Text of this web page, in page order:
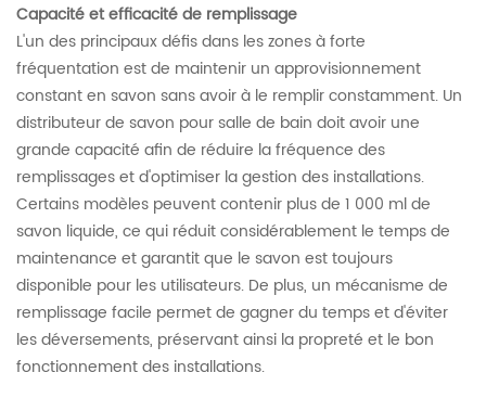
Capacité et efficacité de remplissage
L'un des principaux défis dans les zones à forte
fréquentation est de maintenir un approvisionnement
constant en savon sans avoir à le remplir constamment. Un
distributeur de savon pour salle de bain doit avoir une
grande capacité afin de réduire la fréquence des
remplissages et d'optimiser la gestion des installations.
Certains modèles peuvent contenir plus de 1 000 ml de
savon liquide, ce qui réduit considérablement le temps de
maintenance et garantit que le savon est toujours
disponible pour les utilisateurs. De plus, un mécanisme de
remplissage facile permet de gagner du temps et d'éviter
les déversements, préservant ainsi la propreté et le bon
fonctionnement des installations.